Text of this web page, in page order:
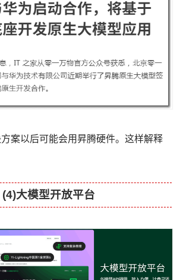
案以后可能会用昇腾硬件。这样解释
(4)大模型开放平台